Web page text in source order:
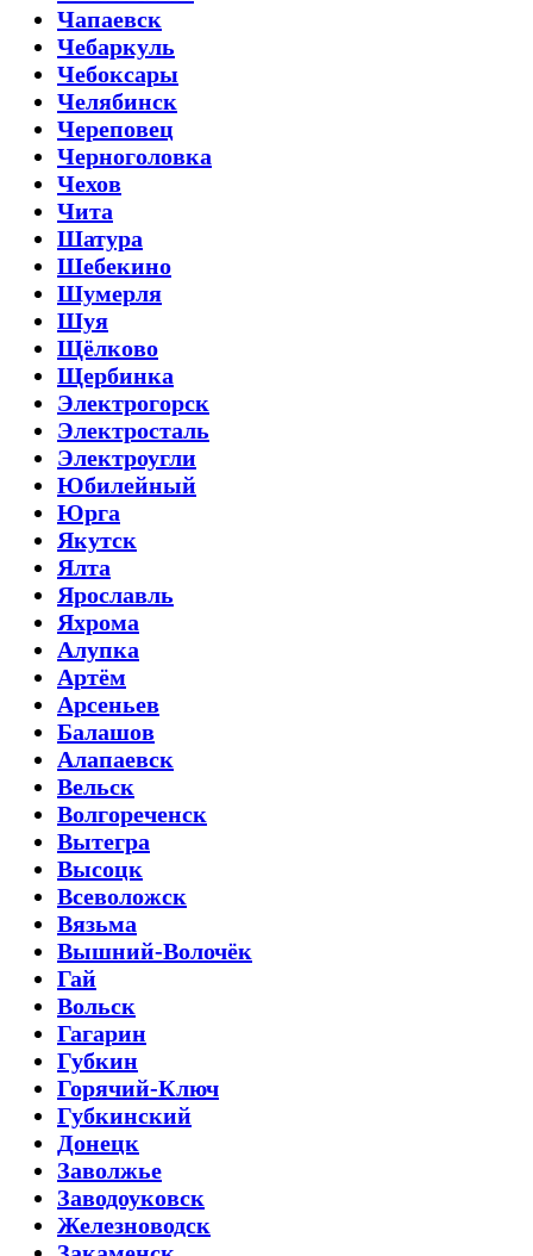
Чапаевск
Чебаркуль
Чебоксары
Челябинск
Череповец
Черноголовка
Чехов
Чита
Шатура
Шебекино
Шумерля
Шуя
Щёлково
Щербинка
Электрогорск
Электросталь
Электроугли
Юбилейный
Юрга
Якутск
Ялта
Ярославль
Яхрома
Алупка
Артём
Арсеньев
Балашов
Алапаевск
Вельск
Волгореченск
Вытегра
Высоцк
Всеволожск
Вязьма
Вышний-Волочёк
Гай
Вольск
Гагарин
Губкин
Горячий-Ключ
Губкинский
Донецк
Заволжье
Заводоуковск
Железноводск